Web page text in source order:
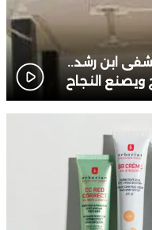
ابن رشد..
ويصنع النجاح